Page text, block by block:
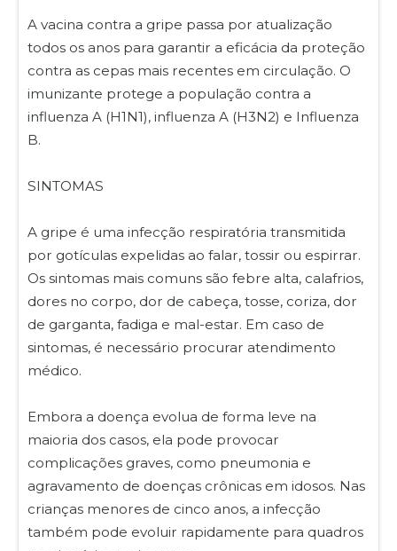
A vacina contra a gripe passa por atualização
todos os anos para garantir a eficácia da proteção
contra as cepas mais recentes em circulação. O
imunizante protege a população contra a
influenza A (H1N1), influenza A (H3N2) e Influenza
B.
SINTOMAS
A gripe é uma infecção respiratória transmitida
por gotículas expelidas ao falar, tossir ou espirrar.
Os sintomas mais comuns são febre alta, calafrios,
dores no corpo, dor de cabeça, tosse, coriza, dor
de garganta, fadiga e mal-estar. Em caso de
sintomas, é necessário procurar atendimento
médico.
Embora a doença evolua de forma leve na
maioria dos casos, ela pode provocar
complicações graves, como pneumonia e
agravamento de doenças crônicas em idosos. Nas
crianças menores de cinco anos, a infecção
também pode evoluir rapidamente para quadros